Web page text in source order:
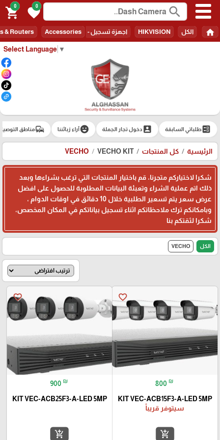
Select Language ▼
search
0
favorite
0
shopping_cart
home الكل HIKVISION اجهزة تسجيل - Recorders & Routers Accessories
ballotطلباتي السابقة account_boxدخول تجار الجملة emoji_emotionsآراء زبائننا commuteمناطق
الرئيسية كل المنتجات VECHO VECHO KIT
شكرا لاختياركم متجرنا، قم باختيار المنتجات التي ترغب بشراءها وبعد
ذلك اتم عملية الشراء وتعبئة البيانات المطلوبة للحصول على افضل
عرض سعر يتم تسعير الطلبية خلال 10 دقائق في اوقات الدوام ،
وبامكانكم ترك ملاحظاتكم اثناء تسجيل بياناتكم في المكان المخصص،
شكرا لثقتكم بنا
الكل VECHO
favorite_border
800 ₪
KIT VEC-ACB15F3-A-LED 5MP
سيتوفر قريباً
add_shopping_cart
favorite_border
900 ₪
KIT VEC-ACB25F3-A-LED 5MP
add_shopping_cart